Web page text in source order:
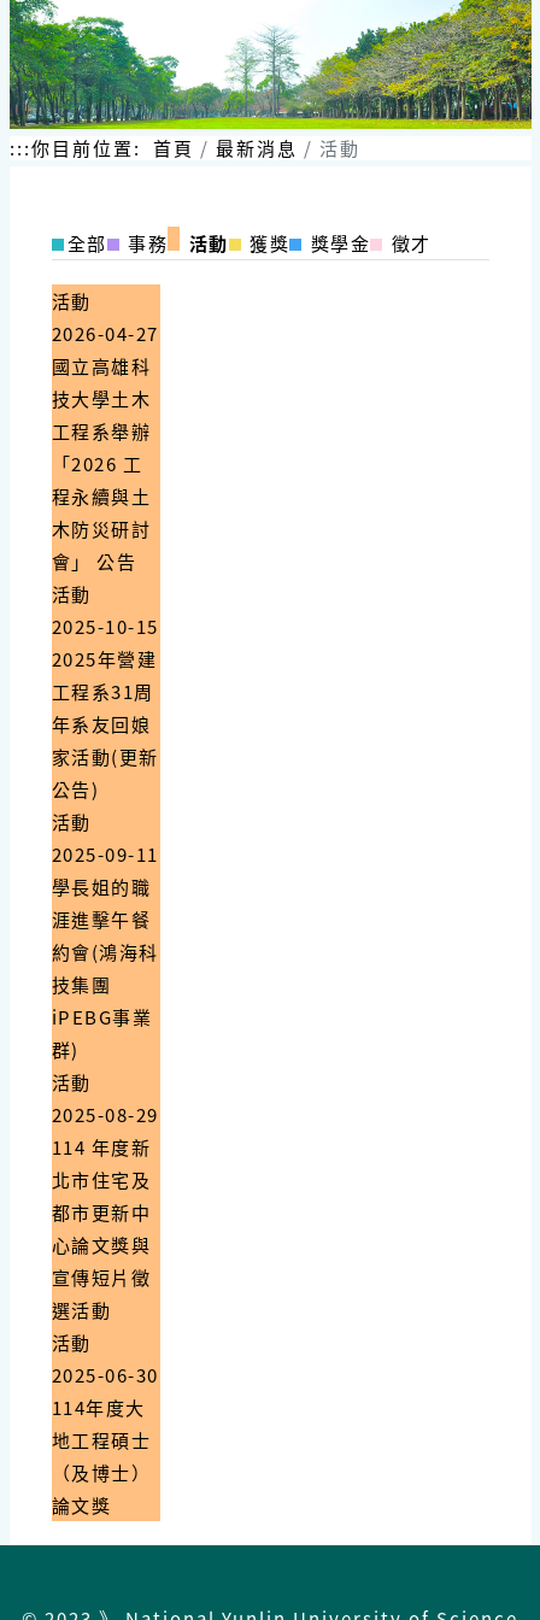
跳
到
主
要
內
容
區:::你目前位置: 首頁 最新消息 活動
全部 事務 活動 獲獎 獎學金 徵才
活動
2026-04-27
國立高雄科
技大學土木
工程系舉辦
「2026 工
程永續與土
木防災研討
會」 公告
活動
2025-10-15
2025年營建
工程系31周
年系友回娘
家活動(更新
公告)
活動
2025-09-11
學長姐的職
涯進擊午餐
約會(鴻海科
技集團
iPEBG事業
群)
活動
2025-08-29
114 年度新
北市住宅及
都市更新中
心論文獎與
宣傳短片徵
選活動
活動
2025-06-30
114年度大
地工程碩士
（及博士）
論文獎